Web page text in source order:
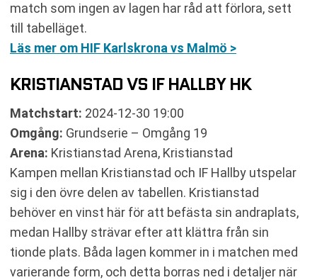
match som ingen av lagen har råd att förlora, sett
till tabelläget.
Läs mer om HIF Karlskrona vs Malmö >
KRISTIANSTAD VS IF HALLBY HK
Matchstart: 2024-12-30 19:00
Omgång: Grundserie – Omgång 19
Arena: Kristianstad Arena, Kristianstad
Kampen mellan Kristianstad och IF Hallby utspelar
sig i den övre delen av tabellen. Kristianstad
behöver en vinst här för att befästa sin andraplats,
medan Hallby strävar efter att klättra från sin
tionde plats. Båda lagen kommer in i matchen med
varierande form, och detta borras ned i detaljer när